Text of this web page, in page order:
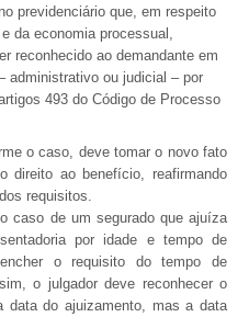
previdenciário que, em respeito
da economia processual,
reconhecido ao demandante em
administrativo ou judicial – por
493 do Código de Processo
o caso, deve tomar o novo fato
direito ao benefício, reafirmando
requisitos.
caso de um segurado que ajuíza
por idade e tempo de
o requisito do tempo de
o julgador deve reconhecer o
data do ajuizamento, mas a data